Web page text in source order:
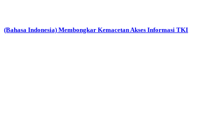
(Bahasa Indonesia) Membongkar Kemacetan Akses Informasi TKI